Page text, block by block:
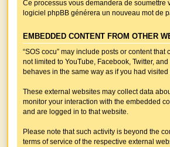
Ce processus vous demandera de soumettre
logiciel phpBB générera un nouveau mot de
EMBEDDED CONTENT FROM OTHER
“SOS cocu” may include posts or content
not limited to YouTube, Facebook, Twitter,
behaves in the same way as if you had
These external websites may collect data
monitor your interaction with the embedded
and are logged in to that website.
Please note that such activity is beyond the
terms of service of the respective external